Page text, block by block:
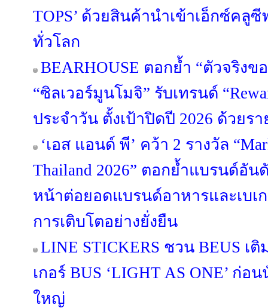
TOPS’ ด้วยสินค้านำเข้าเอ็กซ์คลู
ทั่วโลก
BEARHOUSE ตอกย้ำ “ตัวจริง
“ซิลเวอร์มูนโมจิ” รับเทรนด์
ประจำวัน ตั้งเป้าปิดปี 2026 ด้วยร
‘เอส แอนด์ พี’ คว้า 2 รางวัล
Thailand 2026” ตอกย้ำแบรนด์อั
หน้าต่อยอดแบรนด์อาหารและเบเ
การเติบโตอย่างยั่งยืน
LINE STICKERS ชวน BEUS
เกอร์ BUS ‘LIGHT AS ONE’ ก่
ใหญ่